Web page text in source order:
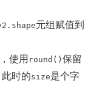
元组赋值到
，使用 round() 保留
时的size是个字